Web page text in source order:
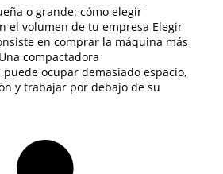
o grande: cómo elegir
el volumen de tu empresa Elegir
en comprar la máquina más
compactadora
ocupar demasiado espacio,
y trabajar por debajo de su